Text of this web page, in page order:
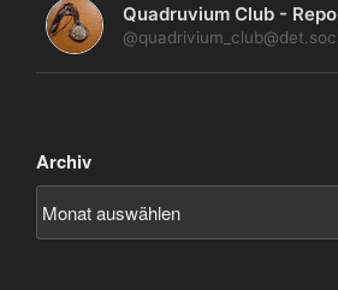
Quadruvium Club -
Archiv